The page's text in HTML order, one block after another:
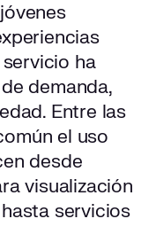
ha
demanda,
Entre las
el uso
desde
visualización
servicios